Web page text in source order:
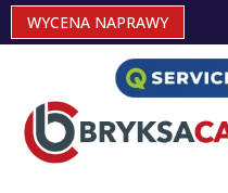
WYCENA NAPRAWY